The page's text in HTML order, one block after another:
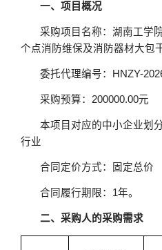
一、项目概况
采购项目名称： 湖南工学
个点消防维保及消防器材大包
委托代理编号： HNZY-
采购预算： 200000.00元
本项目对应的中小企业划
行业
合同定价方式： 固定总价
合同履行期限： 1年。
二、采购人的采购需求